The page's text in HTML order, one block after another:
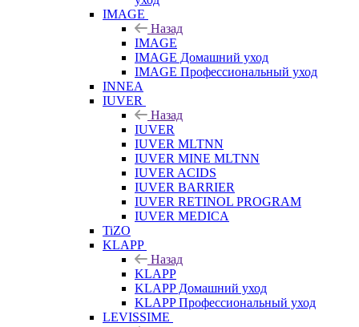
IMAGE
Назад
IMAGE
IMAGE Домашний уход
IMAGE Профессиональный уход
INNEA
IUVER
Назад
IUVER
IUVER MLTNN
IUVER MINE MLTNN
IUVER ACIDS
IUVER BARRIER
IUVER RETINOL PROGRAM
IUVER MEDICA
TiZO
KLAPP
Назад
KLAPP
KLAPP Домашний уход
KLAPP Профессиональный уход
LEVISSIME